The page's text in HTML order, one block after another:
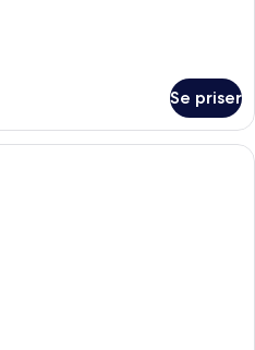
Se priser
Dobbeltrom – deluxe | Allergitestet